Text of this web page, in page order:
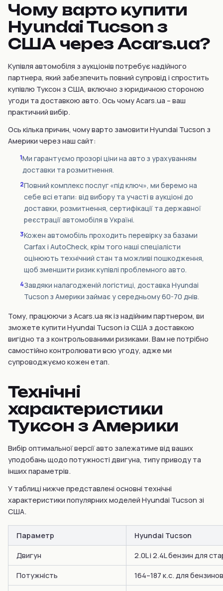
Чому варто купити
Hyundai Tucson з
США через Acars.ua?
Купівля автомобіля з аукціонів потребує надійного
партнера, який забезпечить повний супровід і спростить
купівлю Туксон з США, включно з юридичною стороною
угоди та доставкою авто. Ось чому Acars.ua – ваш
практичний вибір.
Ось кілька причин, чому варто замовити Hyundai Tucson з
Америки через наш сайт:
1Ми гарантуємо прозорі ціни на авто з урахуванням
доставки та розмитнення.
2Повний комплекс послуг «під ключ», ми беремо на
себе всі етапи: від вибору та участі в аукціоні до
доставки, розмитнення, сертифікації та державної
реєстрації автомобіля в Україні.
3Кожен автомобіль проходить перевірку за базами
Carfax і AutoCheck, крім того наші спеціалісти
оцінюють технічний стан та можливі пошкодження,
щоб зменшити ризик купівлі проблемного авто.
4Завдяки налагодженій логістиці, доставка Hyundai
Tucson з Америки займає у середньому 60-70 днів.
Тому, працюючи з Acars.ua як із надійним партнером, ви
зможете купити Hyundai Tucson із США з доставкою
вигідно та з контрольованими ризиками. Вам не потрібно
самостійно контролювати всю угоду, адже ми
супроводжуємо кожен етап.
Технічні
характеристики
Туксон з Америки
Вибір оптимальної версії авто залежатиме від ваших
уподобань щодо потужності двигуна, типу приводу та
інших параметрів.
У таблиці нижче представлені основні технічні
характеристики популярних моделей Hyundai Tucson зі
США.
Параметр Hyundai Tucson
Двигун 2.0L і 2.4L бензин для
Потужність 164–187 к.с. для